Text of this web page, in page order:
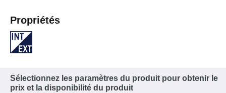
Propriétés
Sélectionnez les paramètres du produit pour obtenir le
prix et la disponibilité du produit